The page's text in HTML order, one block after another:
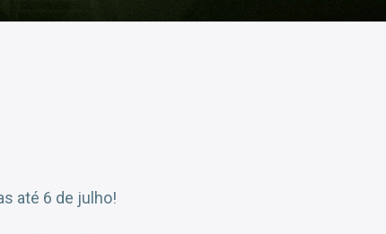
Seu carrinho ainda está vazio.
até 6 de julho!